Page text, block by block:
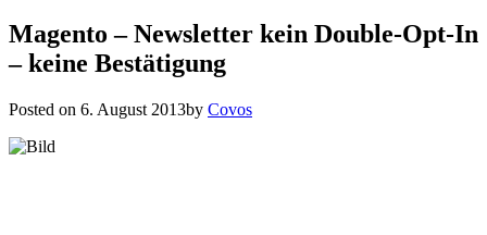
Magento – Newsletter kein Double-Opt-In
– keine Bestätigung
Posted on 6. August 2013by Covos